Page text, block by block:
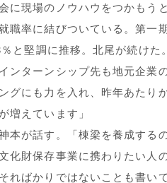
に現場のノウハウをつかもう
率に結びついている。第一
と堅調に推移。北尾が続けた。
ターンシップ先も地元企業
グにも力を入れ、昨年あたり
増えています」
本が話す。「棟梁を養成する
化財保存事業に携わりたい人
ればかりではないことも書い